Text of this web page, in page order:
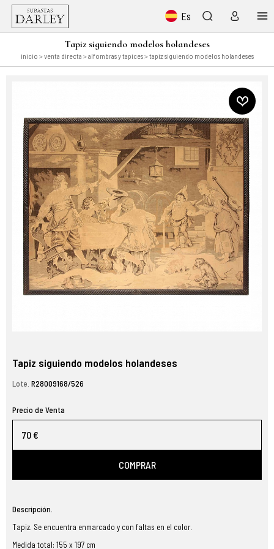
Es
Tapiz siguiendo modelos holandeses
inicio > venta directa > alfombras y tapices> tapiz siguiendo modelos holandeses
Tapiz siguiendo modelos holandeses
Lote. R28009168/526
Precio de Venta
70 €
COMPRAR
Descripción.
Tapiz. Se encuentra enmarcado y con faltas en el color.
Medida total: 155 x 197 cm